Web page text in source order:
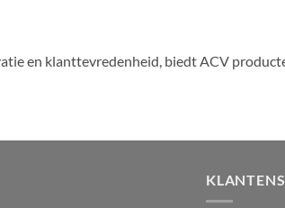
en klanttevredenheid, biedt ACV